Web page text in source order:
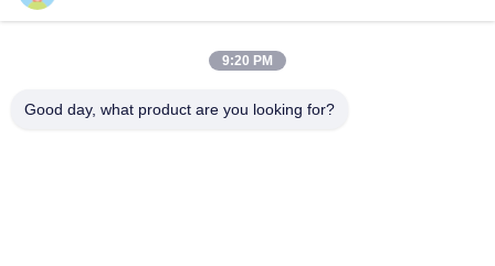
9:20 PM
Good day, what product are you looking for?